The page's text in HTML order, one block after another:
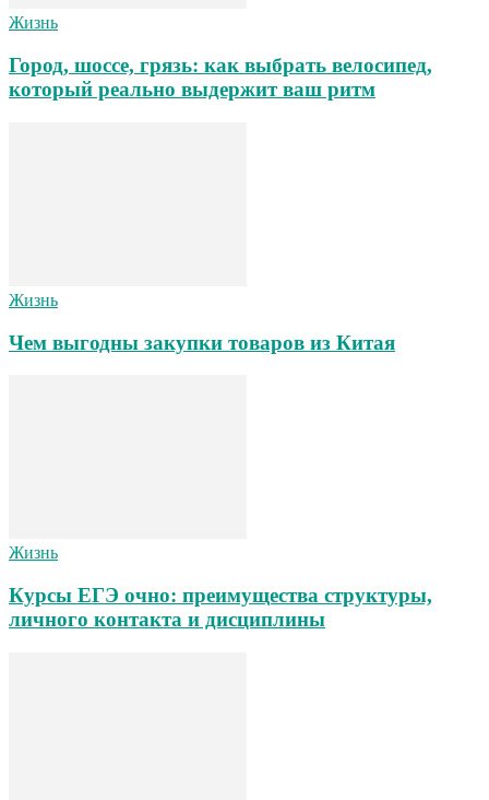
Жизнь
Город, шоссе, грязь: как выбрать велосипед,
который реально выдержит ваш ритм
Жизнь
Чем выгодны закупки товаров из Китая
Жизнь
Курсы ЕГЭ очно: преимущества структуры,
личного контакта и дисциплины